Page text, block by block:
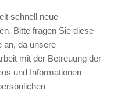
schnell neue
Bitte fragen Sie diese
an, da unsere
mit der Betreuung der
und Informationen